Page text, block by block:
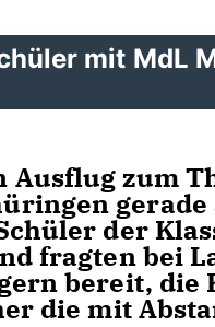
mit MdL
zum
der
fragten bei
bereit, die
die mit